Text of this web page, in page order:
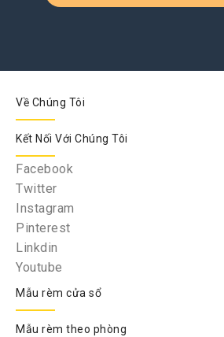
Về Chúng Tôi
Kết Nối Với Chúng Tôi
Facebook
Twitter
Instagram
Pinterest
Linkdin
Youtube
Mẫu rèm cửa sổ
Mẫu rèm theo phòng